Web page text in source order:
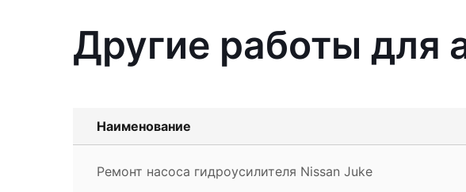
Другие работы для
Наименование
Ремонт насоса гидроусилителя Nissan Juke